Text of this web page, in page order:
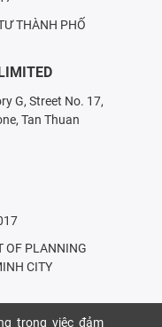
THÀNH PHỐ
G, Street No. 17,
Tan Thuan
OF PLANNING
CITY
trong việc đảm